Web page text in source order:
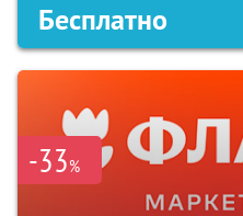
Бесплатно
-33%